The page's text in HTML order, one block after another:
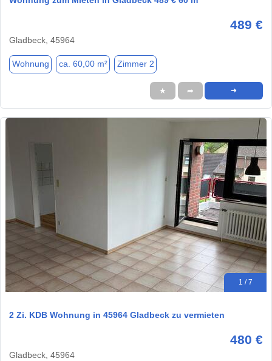
489 €
Gladbeck, 45964
Wohnung ca. 60,00 m² Zimmer 2
★ ➦ ➜
1 / 7
2 Zi. KDB Wohnung in 45964 Gladbeck zu vermieten
480 €
Gladbeck, 45964